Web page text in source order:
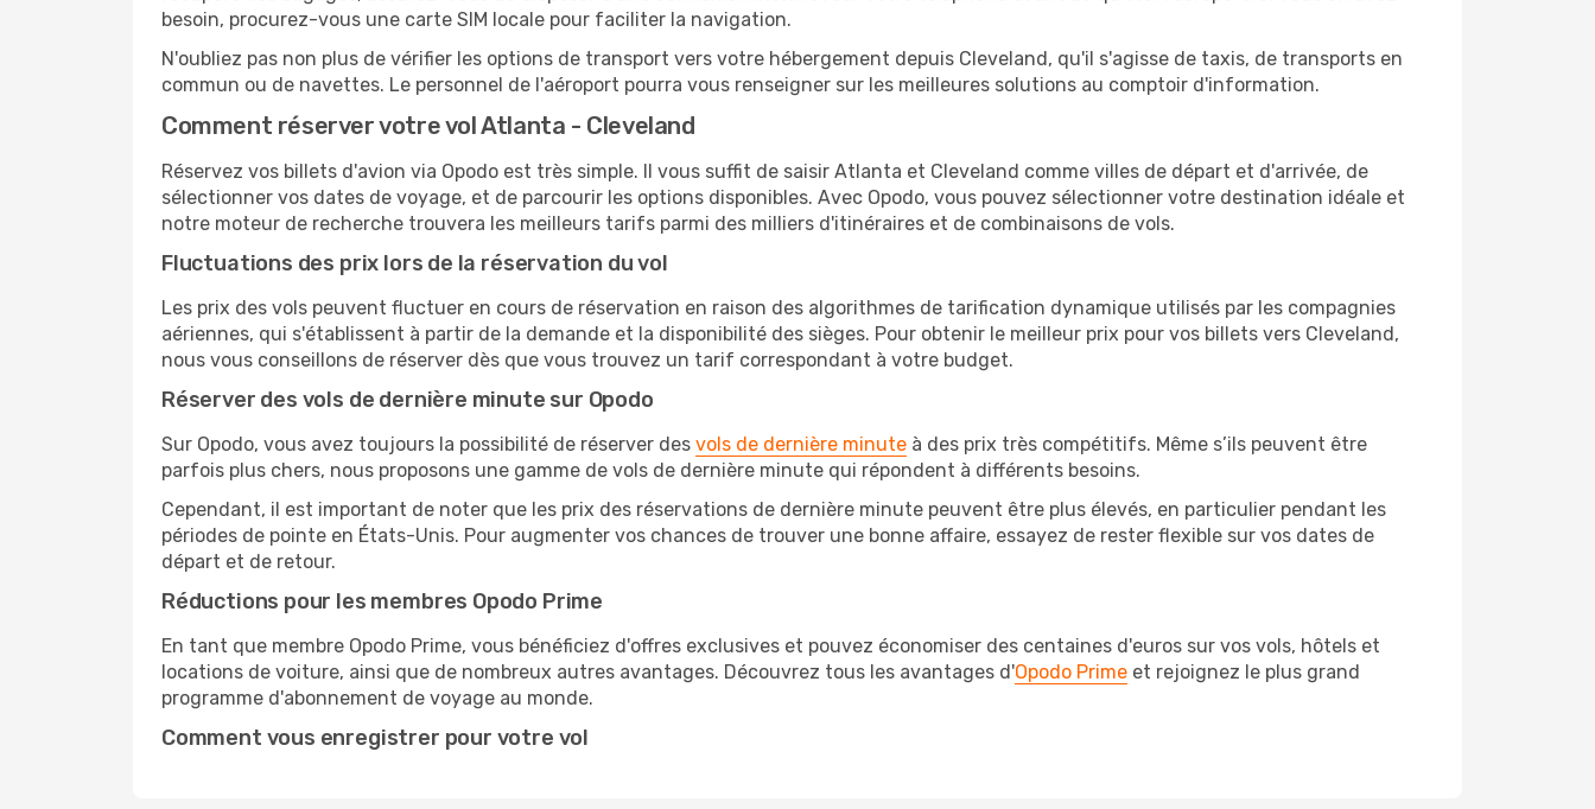
besoin, procurez-vous une carte SIM locale pour faciliter la navigation.
N'oubliez pas non plus de vérifier les options de transport vers votre hébergement depuis Cleveland, qu'il s'agisse de taxis, de transports en
commun ou de navettes. Le personnel de l'aéroport pourra vous renseigner sur les meilleures solutions au comptoir d'information.
Comment réserver votre vol Atlanta - Cleveland
Réservez vos billets d'avion via Opodo est très simple. Il vous suffit de saisir Atlanta et Cleveland comme villes de départ et d'arrivée, de
sélectionner vos dates de voyage, et de parcourir les options disponibles. Avec Opodo, vous pouvez sélectionner votre destination idéale et
notre moteur de recherche trouvera les meilleurs tarifs parmi des milliers d'itinéraires et de combinaisons de vols.
Fluctuations des prix lors de la réservation du vol
Les prix des vols peuvent fluctuer en cours de réservation en raison des algorithmes de tarification dynamique utilisés par les compagnies
aériennes, qui s'établissent à partir de la demande et la disponibilité des sièges. Pour obtenir le meilleur prix pour vos billets vers Cleveland,
nous vous conseillons de réserver dès que vous trouvez un tarif correspondant à votre budget.
Réserver des vols de dernière minute sur Opodo
Sur Opodo, vous avez toujours la possibilité de réserver des vols de dernière minute à des prix très compétitifs. Même s’ils peuvent être
parfois plus chers, nous proposons une gamme de vols de dernière minute qui répondent à différents besoins.
Cependant, il est important de noter que les prix des réservations de dernière minute peuvent être plus élevés, en particulier pendant les
périodes de pointe en États-Unis. Pour augmenter vos chances de trouver une bonne affaire, essayez de rester flexible sur vos dates de
départ et de retour.
Réductions pour les membres Opodo Prime
En tant que membre Opodo Prime, vous bénéficiez d'offres exclusives et pouvez économiser des centaines d'euros sur vos vols, hôtels et
locations de voiture, ainsi que de nombreux autres avantages. Découvrez tous les avantages d'Opodo Prime et rejoignez le plus grand
programme d'abonnement de voyage au monde.
Comment vous enregistrer pour votre vol